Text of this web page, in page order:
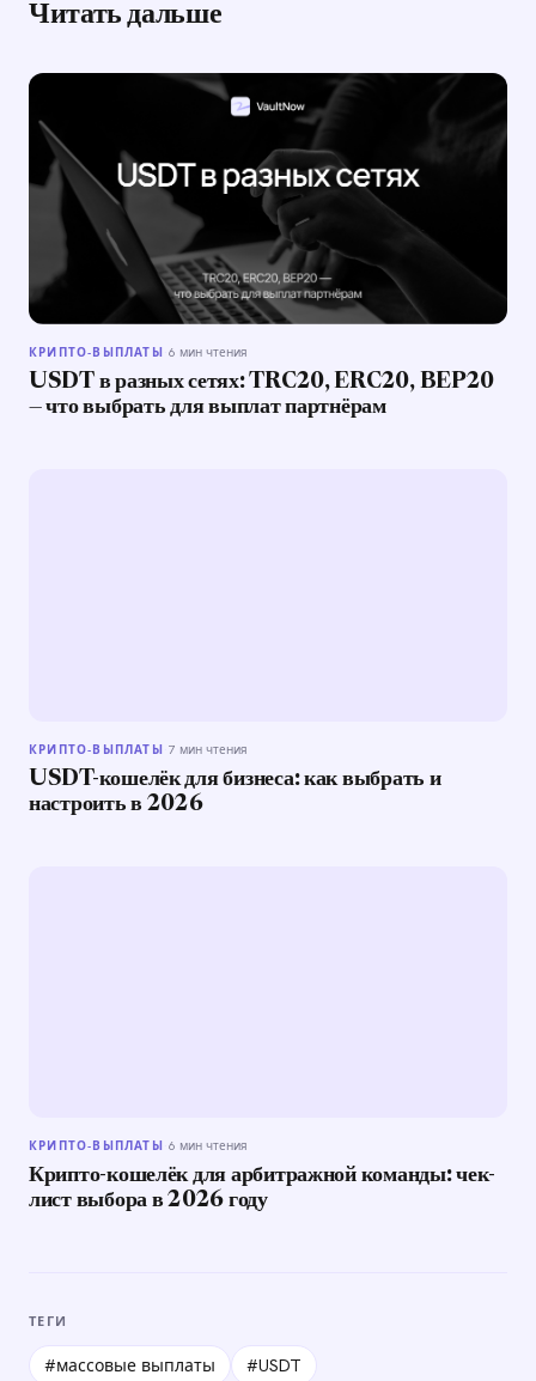
Читать дальше
КРИПТО-ВЫПЛАТЫ ·6 мин чтения
USDT в разных сетях: TRC20, ERC20, BEP20
— что выбрать для выплат партнёрам
КРИПТО-ВЫПЛАТЫ ·7 мин чтения
USDT-кошелёк для бизнеса: как выбрать и
настроить в 2026
КРИПТО-ВЫПЛАТЫ ·6 мин чтения
Крипто-кошелёк для арбитражной команды: чек-
лист выбора в 2026 году
ТЕГИ
#массовые выплаты
#USDT